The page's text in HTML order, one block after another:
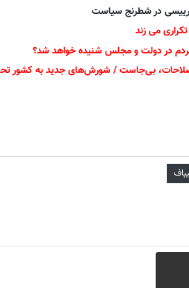
رییسی در شطرنج سیاست
می زند
مردم در دولت و مجلس شنیده خواهد شد؟
اصلاحات، بی‌جاست / شورش‌های جدید به کشور